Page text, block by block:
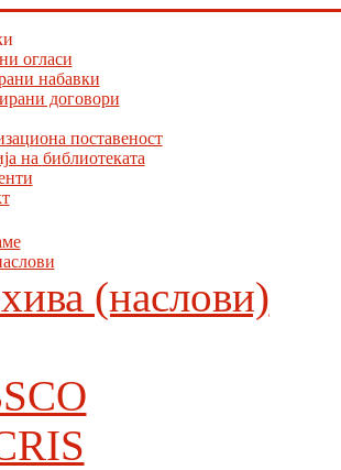
огласи
набавки
договори
поставеност
на библиотеката
(наслови)